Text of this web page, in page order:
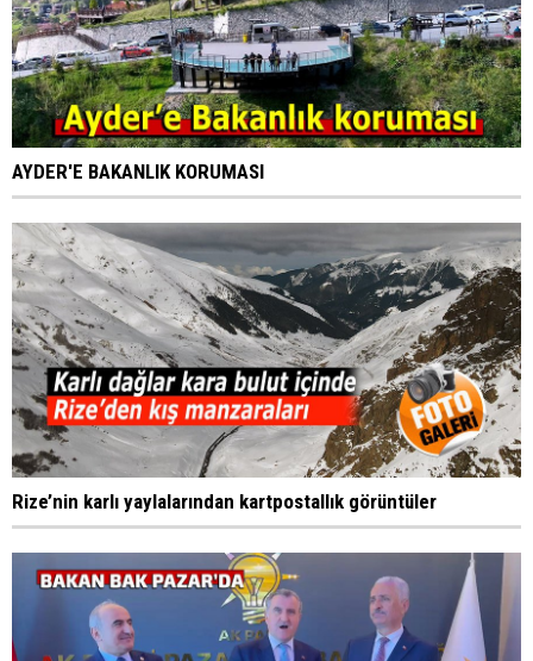
AYDER'E BAKANLIK KORUMASI
Rize’nin karlı yaylalarından kartpostallık görüntüler